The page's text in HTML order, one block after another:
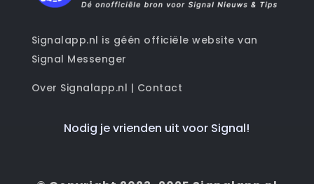
Signalapp.nl is géén officiële website van
Signal Messenger
Over Signalapp.nl | Contact
Nodig je vrienden uit voor Signal!